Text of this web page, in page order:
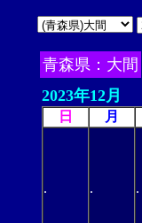
青森県：大間
2023年12月
日 月
. . .